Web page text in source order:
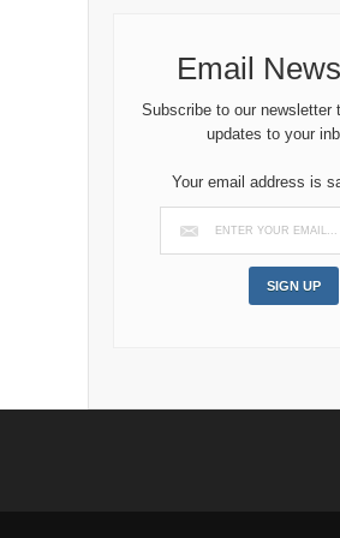
Email
Subscribe to our newsletter
updates to your
Your email address is